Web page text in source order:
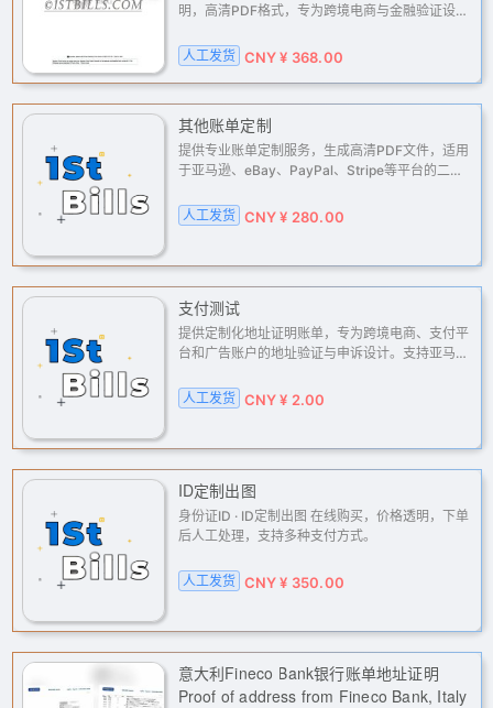
明，高清PDF格式，专为跨境电商与金融验证设
台的二审与KYC认证，解决地址与流水证明难题。
人工定制，确保信息匹配，快速
人工发货 CNY ¥ 368.00
其他账单定制
提供专业账单定制服务，生成高清PDF文件，适用
于亚马逊、eBay、PayPal、Stripe等平台的二审
商、支付网关、广告账户及金融服务中遇到的地址
核验难题，高效申诉解封。
人工发货 CNY ¥ 280.00
支付测试
提供定制化地址证明账单，专为跨境电商、支付平
台和广告账户的地址验证与申诉设计。支持亚马
KYC认证，高清PDF格式，快速交付，解决您的海
外账户地址验证难题。
人工发货 CNY ¥ 2.00
ID定制出图
身份证ID · ID定制出图 在线购买，价格透明，下单
后人工处理，支持多种支付方式。
人工发货 CNY ¥ 350.00
意大利Fineco Bank银行账单地址证明
Proof of address from Fineco Bank, Italy